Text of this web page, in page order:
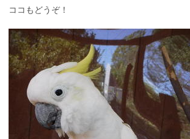
ココもどうぞ！